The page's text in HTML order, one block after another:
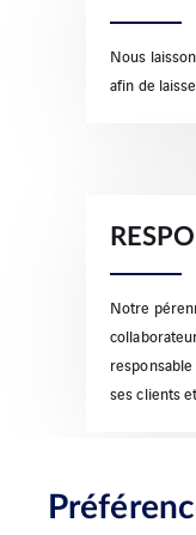
Nous
afin de
Notre
ses clients